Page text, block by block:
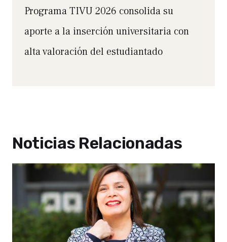
Programa TIVU 2026 consolida su
aporte a la inserción universitaria con
alta valoración del estudiantado
Noticias Relacionadas